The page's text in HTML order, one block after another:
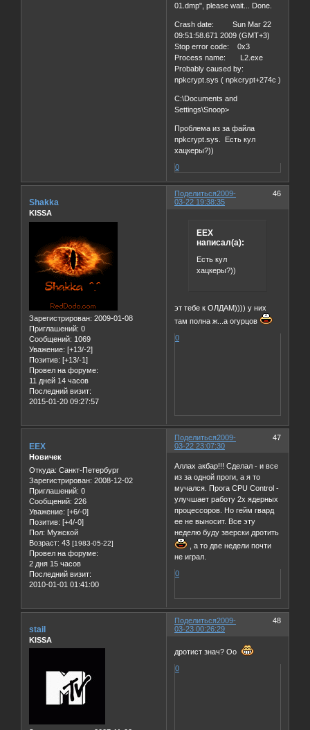
01.dmp", please wait... Done.
Crash date: Sun Mar 22
09:51:58.671 2009 (GMT+3)
Stop error code: 0x3
Process name: L2.exe
Probably caused by:
npkcrypt.sys ( npkcrypt+274c )
C:\Documents and
Settings\Snoop>
Проблема из за файла
npkcrypt.sys. Есть кул
хацкеры?))
0
Поделиться 46
2009-
03-22 19:38:35
Shakka
KISSA
Зарегистрирован: 2009-01-08
Приглашений: 0
Сообщений: 1069
Уважение: [+13/-2]
Позитив: [+13/-1]
Провел на форуме:
11 дней 14 часов
Последний визит:
2015-01-20 09:27:57
EEX
написал(а):
Есть кул
хацкеры?))
эт тебе к ОЛДАМ)))) у них
там полна ж...а огурцов
0
Поделиться 47
2009-
03-22 23:07:30
EEX
Новичек
Откуда: Санкт-Петербург
Зарегистрирован: 2008-12-02
Приглашений: 0
Сообщений: 226
Уважение: [+6/-0]
Позитив: [+4/-0]
Пол: Мужской
Возраст: 43 [1983-05-22]
Провел на форуме:
2 дня 15 часов
Последний визит:
2010-01-01 01:41:00
Аллах акбар!!! Сделал - и все
из за одной проги, а я то
мучался. Прога CPU Control -
улучшает работу 2х ядерных
процессоров. Но гейм гвард
ее не выносит. Все эту
неделю буду зверски дротить
, а то две недели почти
не играл.
0
Поделиться 48
2009-
03-23 00:26:29
stail
KISSA
дротист знач? Оо
0